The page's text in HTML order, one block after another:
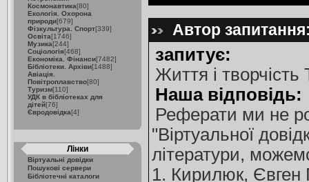
Космонавтика[80]
Екологія. Охорона
природи[679]
Фізкультура. Спорт[339]
Освіта[1746]
Музика[244]
Соціологія[468]
Економіка. Фінанси[7482]
Бібліотеки. Архіви[1488]
Авіація.
Повітроплавство[80]
Туризм[110]
УДК в бібліотеках для
дітей[76]
Євродовідка[4]
Лінки
Віртуальні довідки
Пошукові сервери
Бібліотечні каталоги
Автор
запитує:
Життя і
Наша відповідь:
Реферати ми не
"Віртуальної
літератури,
1. Кирилюк, Євген